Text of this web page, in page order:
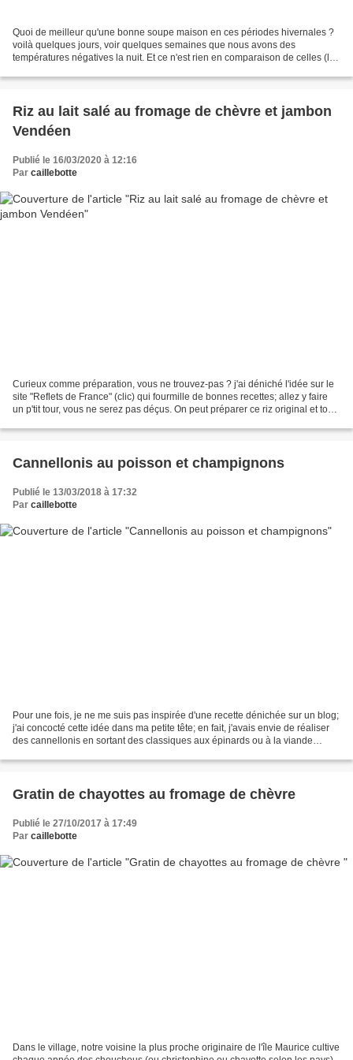
Quoi de meilleur qu'une bonne soupe maison en ces périodes hivernales ?
voilà quelques jours, voir quelques semaines que nous avons des
températures négatives la nuit. Et ce n'est rien en comparaison de celles (les
Riz au lait salé au fromage de chèvre et jambon
Vendéen
Publié le 16/03/2020 à 12:16
Par caillebotte
Curieux comme préparation, vous ne trouvez-pas ? j'ai déniché l'idée sur le
site "Reflets de France" (clic) qui fourmille de bonnes recettes; allez y faire
un p'tit tour, vous ne serez pas déçus. On peut préparer ce riz original et tout
Cannellonis au poisson et champignons
Publié le 13/03/2018 à 17:32
Par caillebotte
Pour une fois, je ne me suis pas inspirée d'une recette dénichée sur un blog;
j'ai concocté cette idée dans ma petite tête; en fait, j'avais envie de réaliser
des cannellonis en sortant des classiques aux épinards ou à la viande
Gratin de chayottes au fromage de chèvre
Publié le 27/10/2017 à 17:49
Par caillebotte
Dans le village, notre voisine la plus proche originaire de l'île Maurice cultive